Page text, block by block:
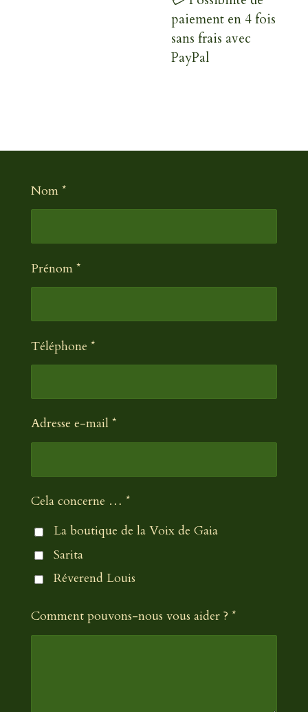
paiement en 4 fois
sans frais avec
PayPal
Nom *
Prénom *
Téléphone *
Adresse e-mail *
Cela concerne … *
La boutique de la Voix de Gaia
Sarita
Réverend Louis
Comment pouvons-nous vous aider ? *